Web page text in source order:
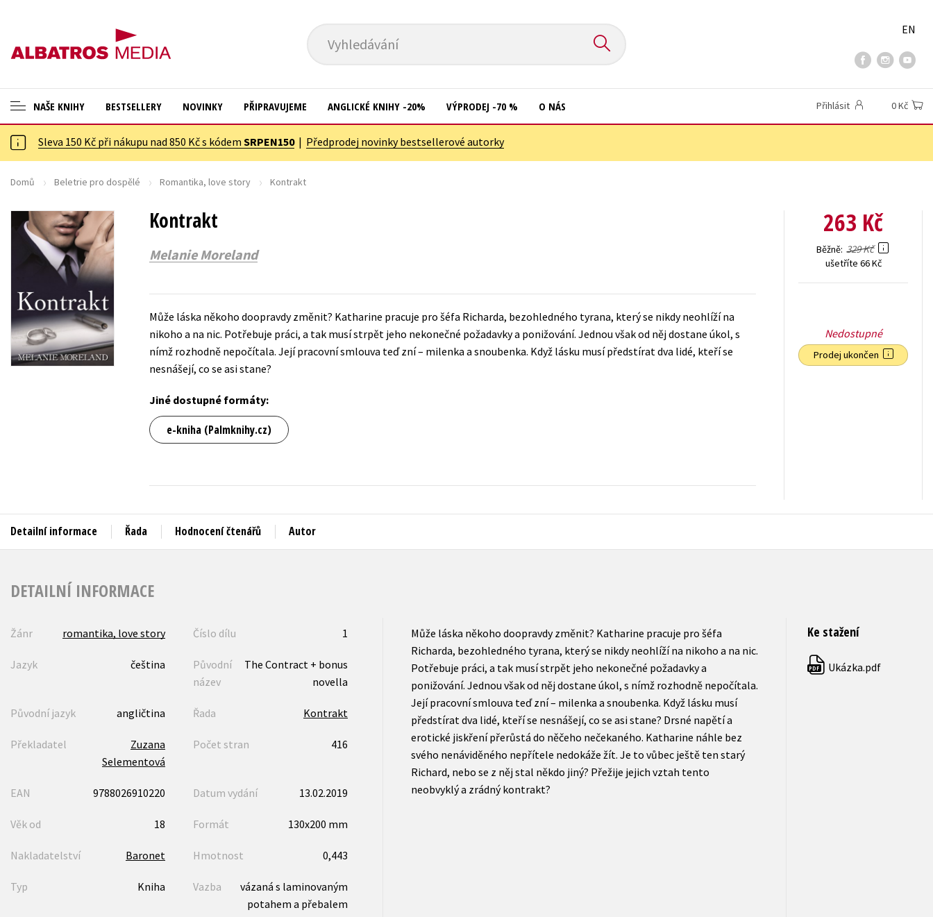
Vyhledávání
EN
NAŠE KNIHY
ANGLICKÉ KNIHY -20 %
VÝPRODEJ -70 %
ASTERIX S DÁRKEM
🎁DÁRKOVÉ PUBLIKACE
✉️ DÁRKOVÉ POUKAZY
Auto - moto
Beletrie pro děti
Beletrie pro dospělé
Cestování
Dárkové publikace
Digitální fotografie
Esoterika a duchovní svět
Jazyky
Kalendáře
Komiks
Populárně - naučná pro dospělé
Populárně - naučné pro děti
Young adult (SK)
Zahraniční literatura
BESTSELLERY NOVINKY PŘIPRAVUJEME ANGLICKÉ KNIHY -20% VÝPRODEJ -70 % O NÁS Přihlásit 0 Kč
Sleva 150 Kč při nákupu nad 850 Kč s kódem SRPEN150| Předprodej novinky bestsellerové autorky
Domů Beletrie pro dospělé Romantika, love story Kontrakt
Kontrakt
Melanie Moreland
Může láska někoho doopravdy změnit? Katharine pracuje pro šéfa Richarda, bezohledného tyrana, který se nikdy neohlíží na
nikoho a na nic. Potřebuje práci, a tak musí strpět jeho nekonečné požadavky a ponižování. Jednou však od něj dostane úkol, s
nímž rozhodně nepočítala. Její pracovní smlouva teď zní – milenka a snoubenka. Když lásku musí předstírat dva lidé, kteří se
nesnášejí, co se asi stane?
Jiné dostupné formáty:
e-kniha (Palmknihy.cz)
263 Kč
Běžně 329 Kč
ušetříte 66 Kč
Nedostupné
Prodej ukončen
Detailní informace Řada Hodnocení čtenářů Autor
DETAILNÍ INFORMACE
Žánr romantika, love story Číslo dílu 1
Jazyk čeština
Původní
název
The Contract + bonus
novella
Původní jazyk angličtina Řada Kontrakt
Překladatel
Zuzana
Selementová
Počet stran 416
EAN 9788026910220 Datum vydání 13.02.2019
Věk od 18 Formát 130x200 mm
Nakladatelství Baronet Hmotnost 0,443
Typ Kniha Vazba
vázaná s laminovaným
potahem a přebalem
Může láska někoho doopravdy změnit? Katharine pracuje pro šéfa
Richarda, bezohledného tyrana, který se nikdy neohlíží na nikoho a na nic.
Potřebuje práci, a tak musí strpět jeho nekonečné požadavky a
ponižování. Jednou však od něj dostane úkol, s nímž rozhodně nepočítala.
Její pracovní smlouva teď zní – milenka a snoubenka. Když lásku musí
předstírat dva lidé, kteří se nesnášejí, co se asi stane? Drsné napětí a
erotické jiskření přerůstá do něčeho nečekaného. Katharine náhle bez
svého nenáviděného nepřítele nedokáže žít. Je to vůbec ještě ten starý
Richard, nebo se z něj stal někdo jiný? Přežije jejich vztah tento
neobvyklý a zrádný kontrakt?
Ke stažení
PDF Ukázka.pdf